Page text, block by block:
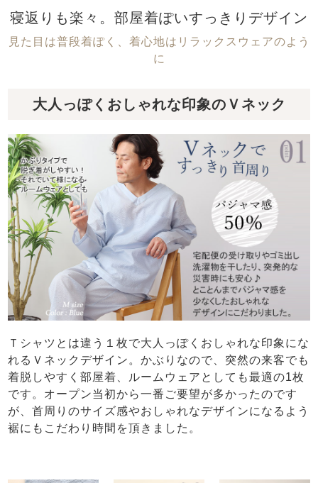
寝返りも楽々。部屋着ぽいすっきりデザイン
見た目は普段着ぽく、着心地はリラックスウェアのよう
に
大人っぽくおしゃれな印象のＶネック
Ｔシャツとは違う１枚で大人っぽくおしゃれな印象にな
れるＶネックデザイン。かぶりなので、突然の来客でも
着脱しやすく部屋着、ルームウェアとしても最適の1枚
です。オープン当初から一番ご要望が多かったのです
が、首周りのサイズ感やおしゃれなデザインになるよう
裾にもこだわり時間を頂きました。